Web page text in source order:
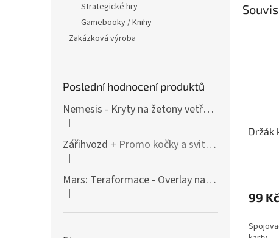
Strategické hry
Gamebooky / Knihy
Zakázková výroba
Poslední hodnocení produktů
Nemesis - Kryty na žetony vetřelců (varianty i pro rozšíření / Lockdown)
Hodnocení produktu je 4 z 5 hvězdiček.
|
Zářihvozd + Promo kočky a svitolam
Hodnocení produktu je 5 z 5 hvězdiček.
|
Mars: Teraformace - Overlay na destičky kolonií
Hodnocení produktu je 5 z 5 hvězdiček.
|
Držák
produktu
je
z
99 Kč